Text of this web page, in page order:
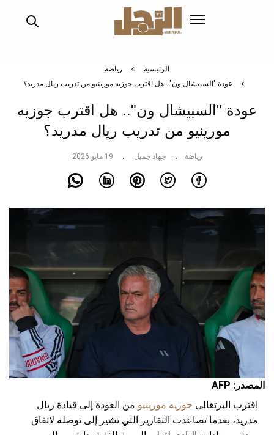
الرئيسية
رياضة
عودة "السبيشال ون".. هل اقترب جوزيه مورينيو من تدريب ريال مدريد؟
عودة "السبيشال ون".. هل اقترب جوزيه
مورينيو من تدريب ريال مدريد؟
رياضة جهاد جميل 19 مايو 2026
المصدر: AFP
اقترب البرتغالي جوزيه مورينيو من العودة إلى قيادة ريال
مدريد، بعدما تصاعدت التقارير التي تشير إلى توصله لاتفاق